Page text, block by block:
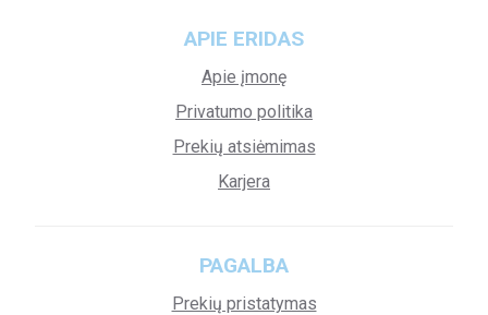
APIE ERIDAS
Apie įmonę
Privatumo politika
Prekių atsiėmimas
Karjera
PAGALBA
Prekių pristatymas